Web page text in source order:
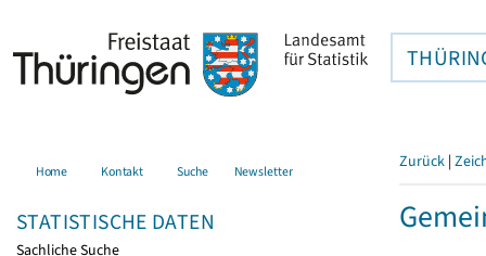
Home Kontakt Suche Newsletter
STATISTISCHE DATEN
Sachliche Suche
Zurück |